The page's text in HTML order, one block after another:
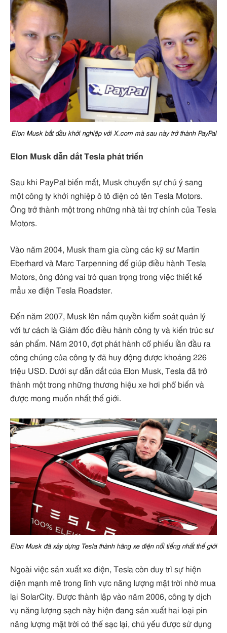
Elon Musk bắt đầu khởi nghiệp với X.com mà sau này trở thành PayPal
Elon Musk dẫn dắt Tesla phát triển
Sau khi PayPal biến mất, Musk chuyển sự chú ý sang
một công ty khởi nghiệp ô tô điện có tên Tesla Motors.
Ông trở thành một trong những nhà tài trợ chính của Tesla
Motors.
Vào năm 2004, Musk tham gia cùng các kỹ sư Martin
Eberhard và Marc Tarpenning để giúp điều hành Tesla
Motors, ông đóng vai trò quan trọng trong việc thiết kế
mẫu xe điện Tesla Roadster.
Đến năm 2007, Musk lên nắm quyền kiểm soát quản lý
với tư cách là Giám đốc điều hành công ty và kiến ​​trúc sư
sản phẩm. Năm 2010, đợt phát hành cổ phiếu lần đầu ra
công chúng của công ty đã huy động được khoảng 226
triệu USD. Dưới sự dẫn dắt của Elon Musk, Tesla đã trở
thành một trong những thương hiệu xe hơi phổ biến và
được mong muốn nhất thế giới.
Elon Musk đã xây dựng Tesla thành hãng xe điện nổi tiếng nhất thế giới
Ngoài việc sản xuất xe điện, Tesla còn duy trì sự hiện
diện mạnh mẽ trong lĩnh vực năng lượng mặt trời nhờ mua
lại SolarCity. Được thành lập vào năm 2006, công ty dịch
vụ năng lượng sạch này hiện đang sản xuất hai loại pin
năng lượng mặt trời có thể sạc lại, chủ yếu được sử dụng